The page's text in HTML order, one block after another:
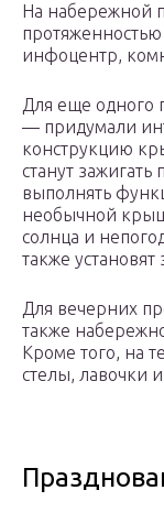
На набережной
инфоцентр,
Для еще одного
— придумали
конструкцию
станут
выполнять
необычной
солнца и
также
Для вечерних
также
Кроме того, на
стелы, лавочки